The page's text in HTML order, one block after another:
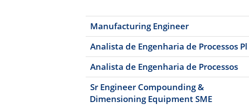
Manufacturing Engineer
Analista de Engenharia de Processos Pl
Analista de Engenharia de Processos
Sr Engineer Compounding &
Dimensioning Equipment SME